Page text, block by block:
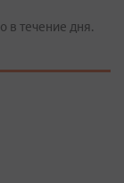
в течение дня.